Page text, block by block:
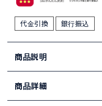
代金引換 銀行振込
商品説明
商品詳細